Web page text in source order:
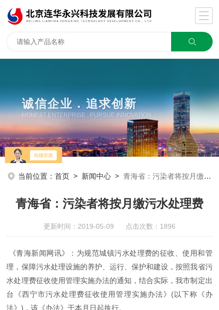
诚信企业 . 追求创新
HONEST ENTERPRISE . PURSUE INNOVATION
当前位置：首页 > 新闻中心 >青海省：污染者将按月缴污水处理费
青海省：污染者将按月缴污水处理费
更新时间：2019-05-09 点击次数：1896
《青海新闻网讯》：为规范城镇污水处理费的征收、使用和管
理，保障污水处理设施的养护、运行、保护和建设，按照我省污
水处理费征收使用管理实施办法的通知，结合实际，我市制定出
台《西宁市污水处理费征收使用管理实施办法》(以下称《办
法》)，该《办法》于本月日起执行。